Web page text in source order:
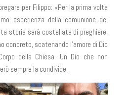
per Filippo: «Per la prima volta
esperienza della comunione dei
storia sarà costellata di preghiere,
concreto, scatenando l’amore di Dio
della Chiesa. Un Dio che non
sempre la condivide.